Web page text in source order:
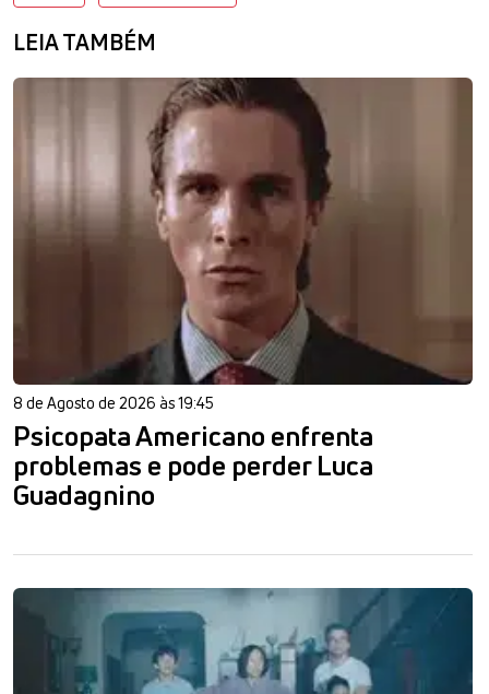
LEIA TAMBÉM
8 de Agosto de 2026 às 19:45
Psicopata Americano enfrenta
problemas e pode perder Luca
Guadagnino